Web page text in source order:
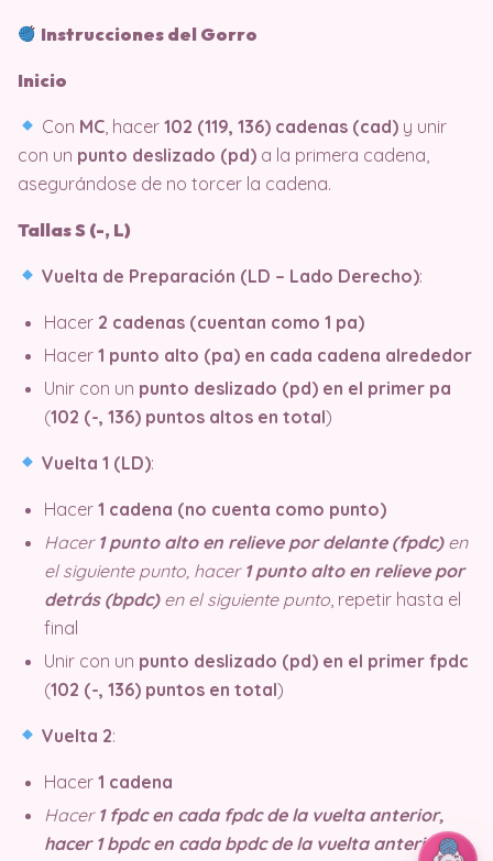
Instrucciones del Gorro
Inicio
Con MC , hacer102 (119, 136) cadenas (cad) y unir
con un punto deslizado (pd) a la primera cadena,
asegurándose de no torcer la cadena.
Tallas S (-, L)
Vuelta de Preparación (LD – Lado Derecho):
Hacer 2 cadenas (cuentan como 1 pa)
Hacer 1 punto alto (pa) en cada cadena alrededor
Unir con un punto deslizado (pd) en el primer pa
(102 (-, 136) puntos altos en total)
Vuelta 1 (LD):
Hacer 1 cadena (no cuenta como punto)
Hacer 1 punto alto en relieve por delante (fpdc)en
el siguiente punto, hacer 1 punto alto en relieve por
detrás (bpdc)en el siguiente punto , repetir hasta el
final
Unir con un punto deslizado (pd) en el primer fpdc
(102 (-, 136) puntos en total)
Vuelta 2:
Hacer 1 cadena
Hacer 1 fpdc en cada fpdc de la vuelta anterior,
hacer 1 bpdc en cada bpdc de la vuelta anterior